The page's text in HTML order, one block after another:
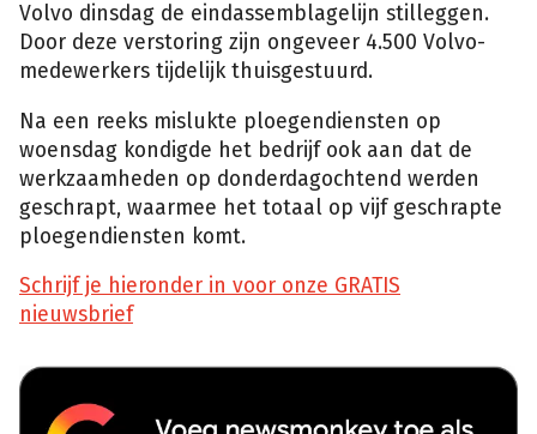
Volvo dinsdag de eindassemblagelijn stilleggen.
Door deze verstoring zijn ongeveer 4.500 Volvo-
medewerkers tijdelijk thuisgestuurd.
Na een reeks mislukte ploegendiensten op
woensdag kondigde het bedrijf ook aan dat de
werkzaamheden op donderdagochtend werden
geschrapt, waarmee het totaal op vijf geschrapte
ploegendiensten komt.
Schrijf je hieronder in voor onze GRATIS
nieuwsbrief